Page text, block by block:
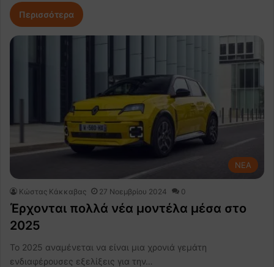
Περισσότερα
NEA
Κώστας Κάκκαβας 27 Νοεμβρίου 2024 0
Έρχονται πολλά νέα μοντέλα μέσα στο
2025
Το 2025 αναμένεται να είναι μια χρονιά γεμάτη
ενδιαφέρουσες εξελίξεις για την…